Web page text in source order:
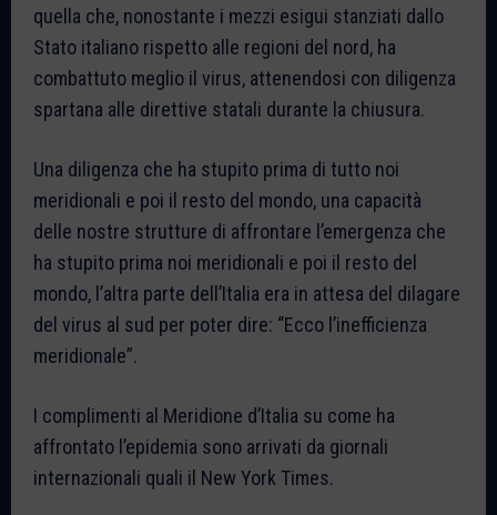
quella che, nonostante i mezzi esigui stanziati dallo
Stato italiano rispetto alle regioni del nord, ha
combattuto meglio il virus, attenendosi con diligenza
spartana alle direttive statali durante la chiusura.
Una diligenza che ha stupito prima di tutto noi
meridionali e poi il resto del mondo, una capacità
delle nostre strutture di affrontare l’emergenza che
ha stupito prima noi meridionali e poi il resto del
mondo, l’altra parte dell’Italia era in attesa del dilagare
del virus al sud per poter dire: “Ecco l’inefficienza
meridionale”.
I complimenti al Meridione d’Italia su come ha
affrontato l’epidemia sono arrivati da giornali
internazionali quali il New York Times.